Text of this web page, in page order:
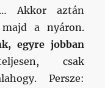
Akkor aztán
majd a nyáron.
egyre jobban
csak
Persze: